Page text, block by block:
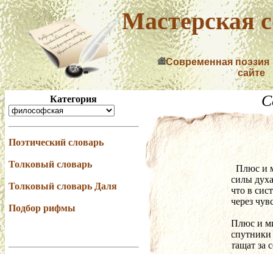
Мастерская
Современная поэзия
сайте
Категория
Поэтический словарь
Толковый словарь
Толковый словарь Даля
Подбор рифмы
Плюс и
силы
что в
через
Плюс и
тащат за